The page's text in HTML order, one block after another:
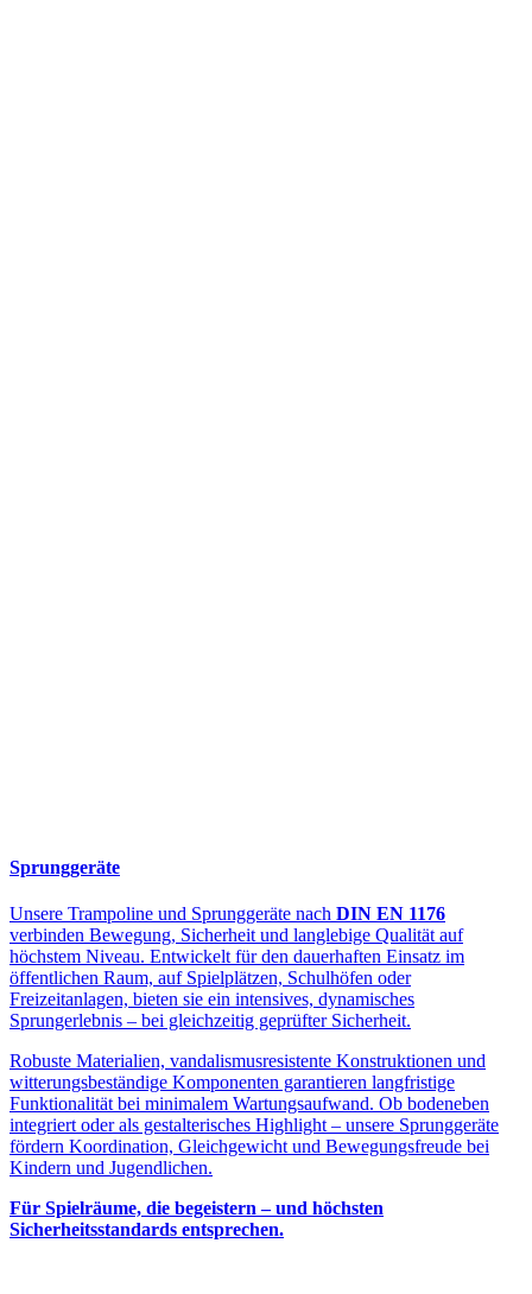
Sprunggeräte
Unsere Trampoline und Sprunggeräte nach DIN EN 1176
verbinden Bewegung, Sicherheit und langlebige Qualität auf
höchstem Niveau. Entwickelt für den dauerhaften Einsatz im
öffentlichen Raum, auf Spielplätzen, Schulhöfen oder
Freizeitanlagen, bieten sie ein intensives, dynamisches
Sprungerlebnis – bei gleichzeitig geprüfter Sicherheit.
Robuste Materialien, vandalismusresistente Konstruktionen und
witterungsbeständige Komponenten garantieren langfristige
Funktionalität bei minimalem Wartungsaufwand. Ob bodeneben
integriert oder als gestalterisches Highlight – unsere Sprunggeräte
fördern Koordination, Gleichgewicht und Bewegungsfreude bei
Kindern und Jugendlichen.
Für Spielräume, die begeistern – und höchsten
Sicherheitsstandards entsprechen.